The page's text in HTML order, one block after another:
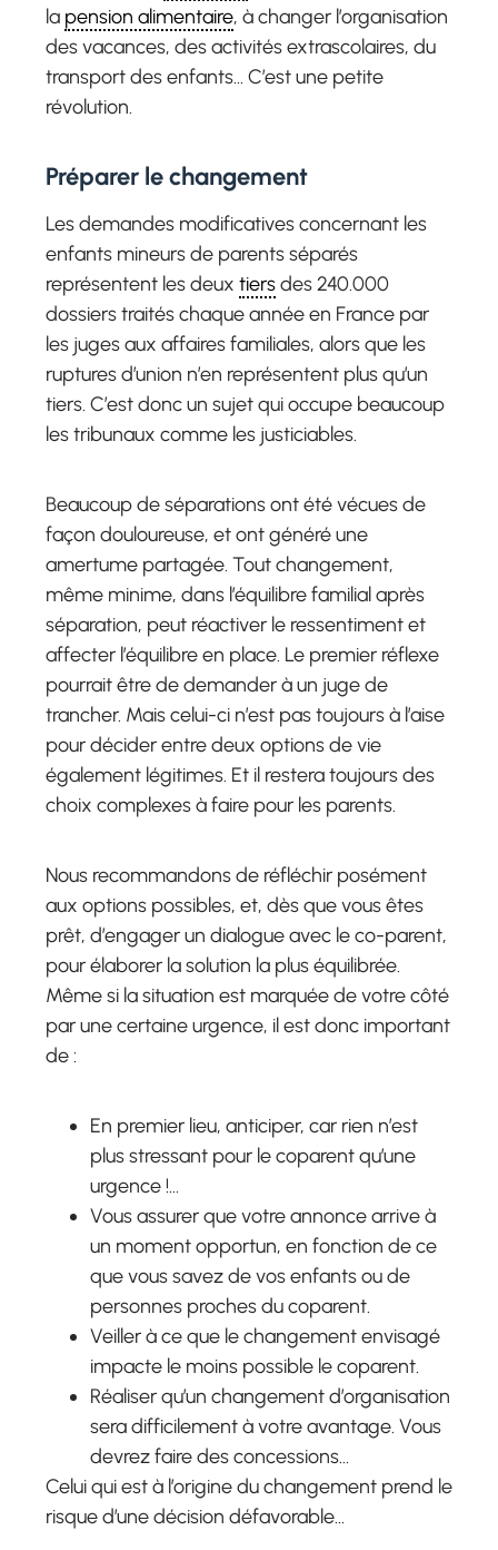
la pension alimentaire, à changer l’organisation
des vacances, des activités extrascolaires, du
transport des enfants… C’est une petite
révolution.
Préparer le changement
Les demandes modificatives concernant les
enfants mineurs de parents séparés
représentent les deux tiersdes 240.000
dossiers traités chaque année en France par
les juges aux affaires familiales, alors que les
ruptures d’union n’en représentent plus qu’un
tiers. C’est donc un sujet qui occupe beaucoup
les tribunaux comme les justiciables.
Beaucoup de séparations ont été vécues de
façon douloureuse, et ont généré une
amertume partagée. Tout changement,
même minime, dans l’équilibre familial après
séparation, peut réactiver le ressentiment et
affecter l’équilibre en place. Le premier réflexe
pourrait être de demander à un juge de
trancher. Mais celui-ci n’est pas toujours à l’aise
pour décider entre deux options de vie
également légitimes. Et il restera toujours des
choix complexes à faire pour les parents.
Nous recommandons de réfléchir posément
aux options possibles, et, dès que vous êtes
prêt, d’engager un dialogue avec le co-parent,
pour élaborer la solution la plus équilibrée.
Même si la situation est marquée de votre côté
par une certaine urgence, il est donc important
de :
En premier lieu, anticiper, car rien n’est
plus stressant pour le coparent qu’une
urgence !…
Vous assurer que votre annonce arrive à
un moment opportun, en fonction de ce
que vous savez de vos enfants ou de
personnes proches du coparent.
Veiller à ce que le changement envisagé
impacte le moins possible le coparent.
Réaliser qu’un changement d’organisation
sera difficilement à votre avantage. Vous
devrez faire des concessions…
Celui qui est à l’origine du changement prend le
risque d’une décision défavorable…